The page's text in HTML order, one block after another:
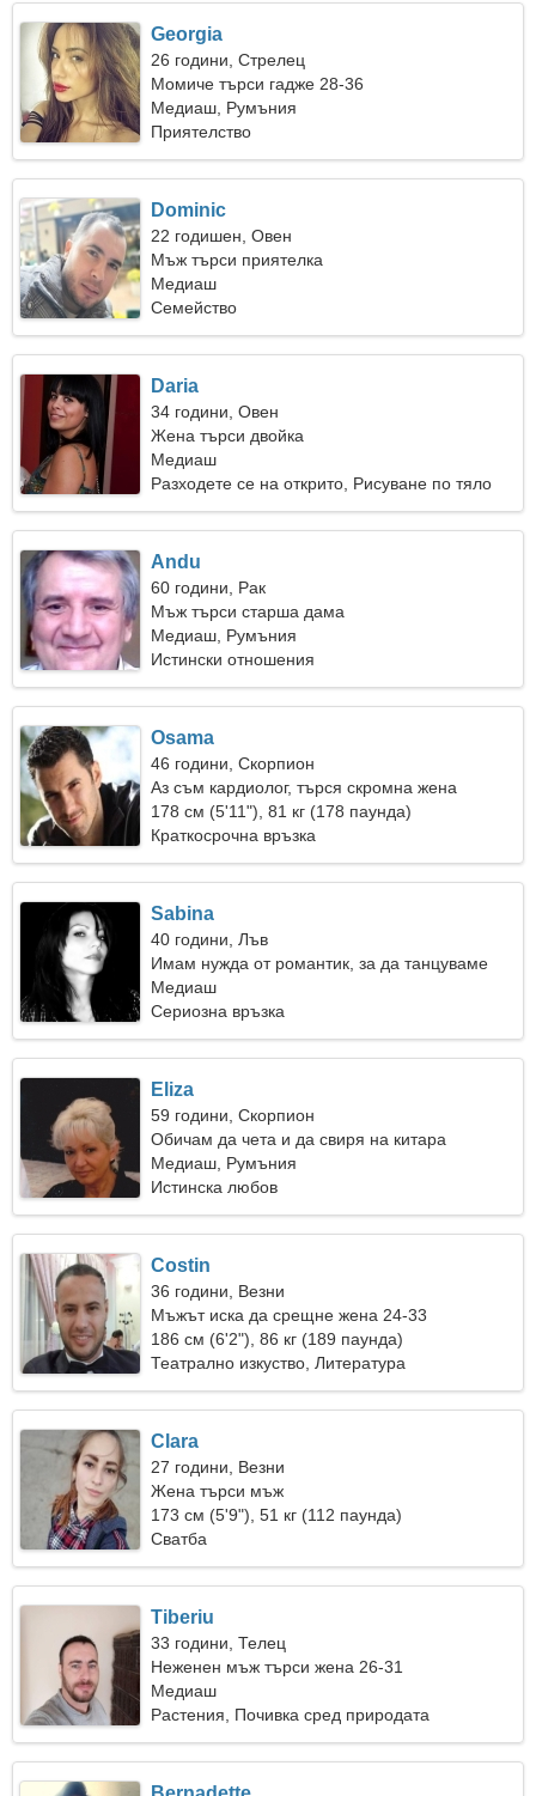
Georgia
26 години, Стрелец
Момиче търси гадже 28-36
Медиаш, Румъния
Приятелство
Dominic
22 годишен, Овен
Мъж търси приятелка
Медиаш
Семейство
Daria
34 години, Овен
Жена търси двойка
Медиаш
Разходете се на открито, Рисуване по тяло
Andu
60 години, Рак
Мъж търси старша дама
Медиаш, Румъния
Истински отношения
Osama
46 години, Скорпион
Аз съм кардиолог, търся скромна жена
178 см (5'11"), 81 кг (178 паунда)
Краткосрочна връзка
Sabina
40 години, Лъв
Имам нужда от романтик, за да танцуваме
заедно
Медиаш
Сериозна връзка
Eliza
59 години, Скорпион
Обичам да чета и да свиря на китара
Медиаш, Румъния
Истинска любов
Costin
36 години, Везни
Мъжът иска да срещне жена 24-33
186 см (6'2"), 86 кг (189 паунда)
Театрално изкуство, Литература
Clara
27 години, Везни
Жена търси мъж
173 см (5'9"), 51 кг (112 паунда)
Сватба
Tiberiu
33 години, Телец
Неженен мъж търси жена 26-31
Медиаш
Растения, Почивка сред природата